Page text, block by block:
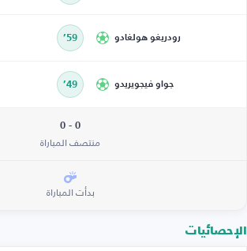
رودريغو هولغادو 59’
جواو فيجويريدو 49’
0 - 0
منتصف المباراة
بدأت المباراة
الإحصائيات